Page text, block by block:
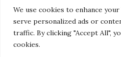
We use cookies to enhance
serve personalized ads or
traffic. By clicking "Accept All",
cookies.
← Anterior Página
1 … 43 44
Siguiente→